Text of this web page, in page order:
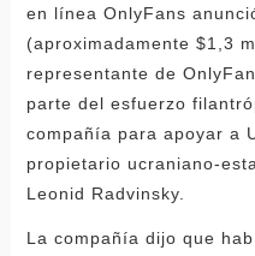
en línea OnlyFans
(aproximadamente $1,3
representante de
parte del esfuerzo
compañía para apoyar a
propietario ucraniano-
Leonid Radvinsky.
La compañía dijo que